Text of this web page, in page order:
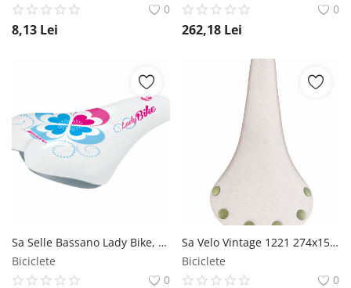
0
8,13 Lei
0
262,18 Lei
Sa Selle Bassano Lady Bike, 220x155mm, culoare alb roz Selle Bassano
Biciclete
0
Sa Velo Vintage 1221 274x153mm Alb Velo
Biciclete
0